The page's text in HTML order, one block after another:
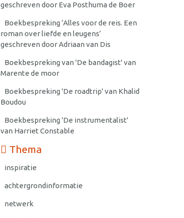
geschreven door Eva Posthuma de Boer
Boekbespreking ‘Alles voor de reis. Een
roman over liefde en leugens’
geschreven door Adriaan van Dis
Boekbespreking van 'De bandagist' van
Marente de moor
Boekbespreking 'De roadtrip' van Khalid
Boudou
Boekbespreking 'De instrumentalist'
van Harriet Constable
Thema
inspiratie
achtergrondinformatie
netwerk